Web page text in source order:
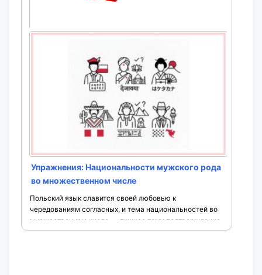
м. р.) (упражнения)
Этот интерактивный тест поможет закрепить
употребление предложного падежа (miejscownik)
существительных мужского рода в единственном
числе. Miejscownik используется после определённых
предлогов (например: w, na, o, ...
Упражнения: Национальности мужского рода
во множественном числе
Польский язык славится своей любовью к
чередованиям согласных, и тема национальностей во
множественном числе — лучшее тому подтверждение.
Этот тест поможет вам отработать лично-мужской род